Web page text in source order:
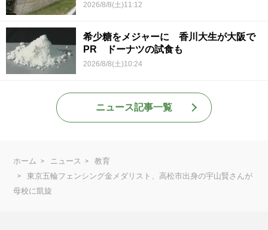
2026/8/8(土)11:12
希少糖をメジャーに 香川大生が大阪で
PR ドーナツの試食も
2026/8/8(土)10:24
ニュース記事一覧
ホーム ニュース
教育
東京五輪フェンシング金メダリスト、高松市出身の宇山賢さんが
母校に凱旋